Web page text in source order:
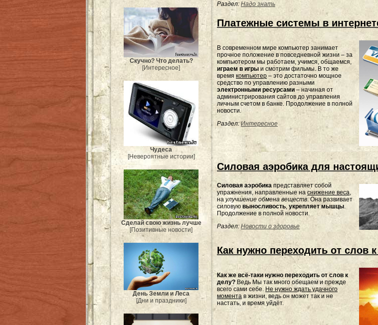
Скучно? Что делать?
[Интересное]
Чудеса
[Невероятные истории]
Сделай свою жизнь лучше
[Позитивные новости]
День Земли и Леса
[Дни и праздники]
Раздел: Надо знать
Платежные системы в
В современном мире компьютер занимает
прочное положение в повседневной жизни – за
компьютером мы работаем, учимся, общаемся,
играем в игры и смотрим фильмы. В то же
время компьютер – это достаточно мощное
средство по управлению разными
электронными ресурсами – начиная от
администрирования сайтов до управления
личным счетом в банке. Продолжение в полной
новости.
Раздел: Интересное
Силовая аэробика для
Силовая аэробика представляет собой
упражнения, направленные на снижение веса,
на улучшение обмена веществ.Она развивает
силовую выносливость, укрепляет мышцы.
Продолжение в полной новости.
Раздел: Новости о здоровье
Как нужно переходить от слов
Как же всё-таки нужно переходить от слов к
делу? Ведь Мы так много обещаем и прежде
всего сами себе. Не нужно ждать удачного
момента в жизни, ведь он может так и не
настать, и время уйдёт.